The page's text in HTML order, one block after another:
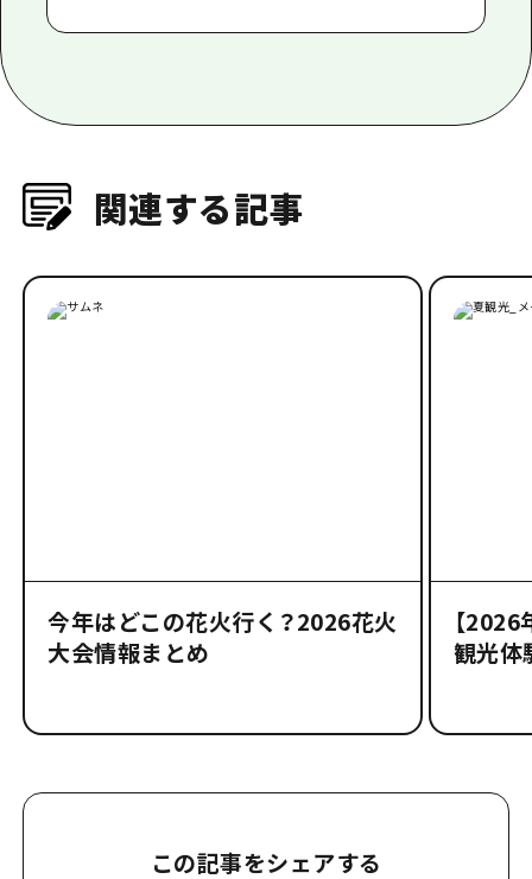
関連する記事
今年はどこの花火行く？2026花火
大会情報まとめ
【
観光体
この記事をシェアする